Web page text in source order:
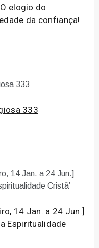
elogio do
da confiança!
333
14 Jan. a 24 Jun.]
Espiritualidade